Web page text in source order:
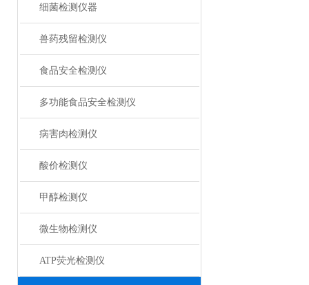
细菌检测仪器
兽药残留检测仪
食品安全检测仪
多功能食品安全检测仪
病害肉检测仪
酸价检测仪
甲醇检测仪
微生物检测仪
ATP荧光检测仪